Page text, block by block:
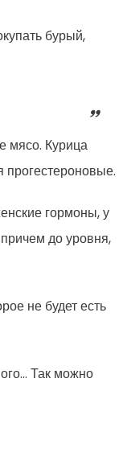
бурый,
мясо. Курица
прогестероновые.
гормоны, у
до уровня,
не будет есть
Так можно